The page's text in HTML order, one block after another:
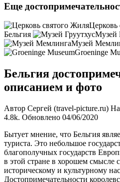
Еще
Церковь
Бельгия
Музей
Музей
Groeninge
Бельгия
описанием и фото
Автор Сергей (travel-picture.ru)
4.8k. Обновлено 04/06/2020
Бытует мнение, что Бельгия
туриста. Это небольшое
благополучных государств
в этой стране в хорошем смысле
историческому и культурному
Достопримечательности